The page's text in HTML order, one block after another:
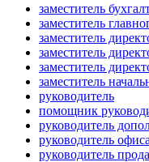
заместитель
заместитель
заместитель
заместитель
заместитель
заместитель
руководитель
помощник
руководитель
руководитель офиса
руководитель